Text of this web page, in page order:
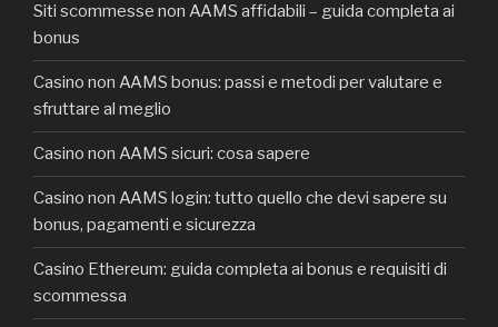
Siti scommesse non AAMS affidabili – guida completa ai
bonus
Casino non AAMS bonus: passi e metodi per valutare e
sfruttare al meglio
Casino non AAMS sicuri: cosa sapere
Casino non AAMS login: tutto quello che devi sapere su
bonus, pagamenti e sicurezza
Casino Ethereum: guida completa ai bonus e requisiti di
scommessa